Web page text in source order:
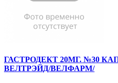
ГАСТРОДЕКТ 20МГ. №30
ВЕЛТРЭЙД/ВЕЛФАРМ/